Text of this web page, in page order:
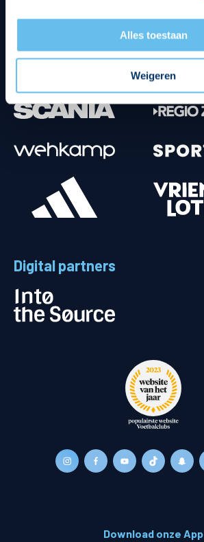
Alles toestaan
Weigeren
Digital partners
Download onze App